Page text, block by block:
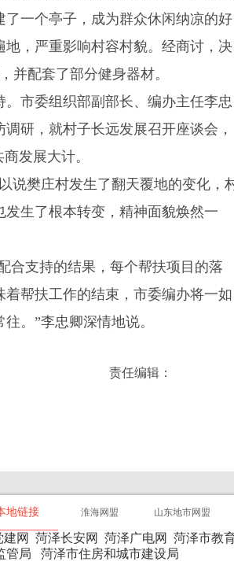
一个亭子，成为群众休闲纳凉的好
，严重影响村容村貌。经商讨，决
并配套了部分健身器材。
市委组织部副部长、编办主任李忠
研，就村子长远发展召开座谈会，
发展大计。
说樊庄村发生了翻天覆地的变化，
生了根本转变，精神面貌焕然一
合支持的结果，每个帮扶项目的落
帮扶工作的结束，市委编办将一如
。”李忠卿深情地说。
责任编辑：
地链接 淮海网盟 山东地市网盟
建网 菏泽长安网 菏泽广电网 菏泽市教
管局
菏泽市住房和城市建设局